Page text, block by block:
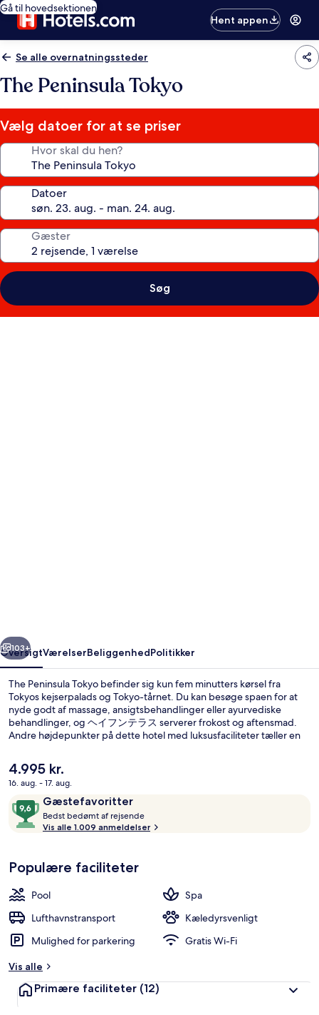
Gå til hovedsektionen
Hent appen
Se alle overnatningssteder
The Peninsula Tokyo
Vælg datoer for at se priser
Hvor skal du hen?
Datoer
Gæster
Søg
Næste
103+
OversigtVærelserBeliggenhedPolitikker
The Peninsula Tokyo befinder sig kun fem minutters kørsel fra
Tokyos kejserpalads og Tokyo-tårnet. Du kan besøge spaen for at
nyde godt af massage, ansigtsbehandlinger eller ayurvediske
behandlinger, og ヘイフンテラス serverer frokost og aftensmad.
Andre højdepunkter på dette hotel med luksusfaciliteter tæller en
kun godt at sige om stedets hjælpsomme personale. Offentlig
transport ligger kun en kort gåtur væk: Hibiya Subwaystation er få
skridt derfra og Ginza Subwaystation ligger 4 minutter væk.
Den
nuværende
er
4.995 kr.
4.995 kr.
16. aug. - 17. aug.
AnmeldelserGæstefavoritter
9,6
ud
af
Gæstefavoritter
Bedst bedømt af rejsende
e
a
f
Vis alle 1.009 anmeldelser
Populære faciliteter
Pool
Spa
Lufthavnstransport
Kæledyrsvenligt
Mulighed for parkering
Gratis Wi-Fi
Vis alle
Primære faciliteter (12)